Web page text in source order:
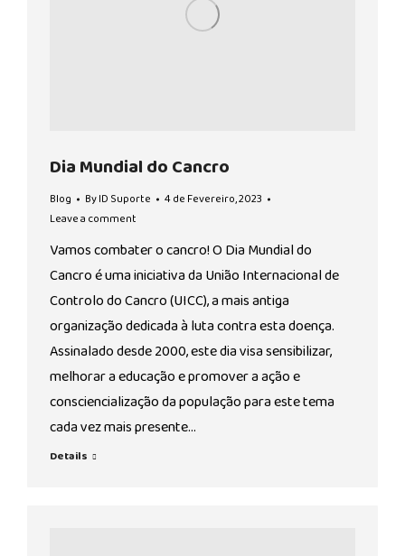
Dia Mundial do Cancro
Blog ByID Suporte
4 de Fevereiro, 2023
Leave a comment
Vamos combater o cancro! O Dia Mundial do
Cancro é uma iniciativa da União Internacional de
Controlo do Cancro (UICC), a mais antiga
organização dedicada à luta contra esta doença.
Assinalado desde 2000, este dia visa sensibilizar,
melhorar a educação e promover a ação e
consciencialização da população para este tema
cada vez mais presente…
Details